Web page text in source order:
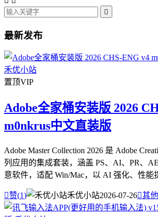

最新发布
置顶VIP
Adobe全家桶安装版 2026
m0nkrus中文直装版
Adobe Master Collection 2026 是 Adobe
列应用的集成套装，涵盖 PS、AI、PR、
意软件，适配 Win/Mac，以 AI 强化、性能
赞(1) 禾优小站2026-07-26其